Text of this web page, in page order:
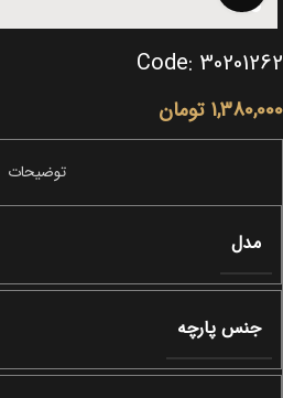
Code: 30201262
1,380,000 تومان
مدل
جنس پارچه